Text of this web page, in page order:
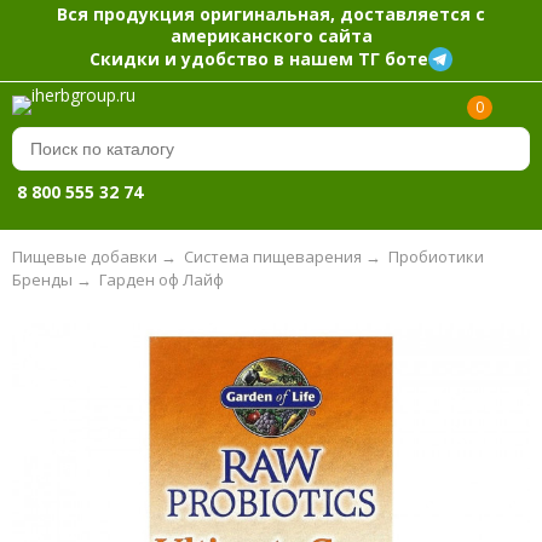
Вся продукция оригинальная, доставляется с
американского сайта
Скидки и удобство в нашем ТГ боте
0
8 800 555 32 74
Пищевые добавки → Система пищеварения → Пробиотики
Гарден оф Лайф
Бренды →